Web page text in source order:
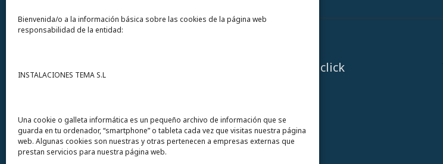
Bienvenida/o a la información básica sobre las cookies de la página web
responsabilidad de la entidad:
INSTALACIONES TEMA S.L
Una cookie o galleta informática es un pequeño archivo de información que se
guarda en tu ordenador, “smartphone” o tableta cada vez que visitas nuestra página
web. Algunas cookies son nuestras y otras pertenecen a empresas externas que
prestan servicios para nuestra página web.
S.L. Avda del Mar 72
12200 Onda (Castellón) España
A un click